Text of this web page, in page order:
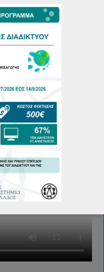
Διπλωματικών
Εαρινού Εξαμήνου
Διπλωματικών